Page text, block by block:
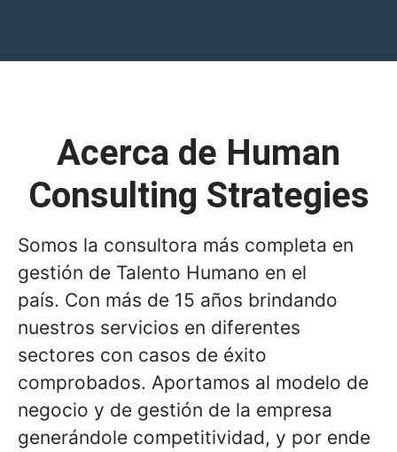
Acerca de Human
Consulting Strategies
Somos la consultora más completa en
gestión de Talento Humano en el
país. Con más de 15 años brindando
nuestros servicios en diferentes
sectores con casos de éxito
comprobados. Aportamos al modelo de
negocio y de gestión de la empresa
generándole competitividad, y por ende